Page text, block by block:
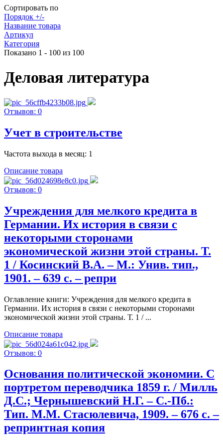
Сортировать по
Порядок +/-
Название товара
Артикул
Категория
Показано 1 - 100 из 100
Деловая литература
Отзывов: 0
Учет в строительстве
Частота выхода в месяц: 1
Описание товара
Отзывов: 0
Учреждения для мелкого кредита в
Германии. Их история в связи с
некоторыми сторонами
экономической жизни этой страны. Т.
1 / Косинский В.А. – М.: Унив. тип.,
1901. – 639 c. – репри
Оглавление книги: Учреждения для мелкого кредита в
Германии. Их история в связи с некоторыми сторонами
экономической жизни этой страны. Т. 1 / ...
Описание товара
Отзывов: 0
Основания политической экономии. С
портретом переводчика 1859 г. / Милль
Д.С.; Чернышевский Н.Г. – С.-Пб.:
Тип. М.М. Стасюлевича, 1909. – 676 c. –
репринтная копия